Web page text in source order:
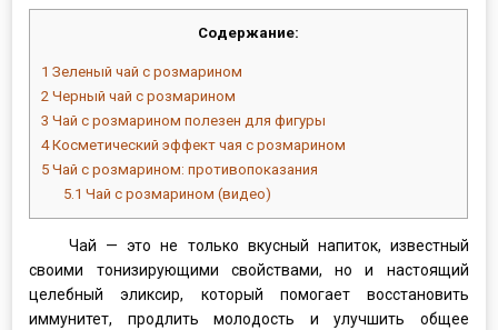
Содержание:
1 Зеленый чай с розмарином
2 Черный чай с розмарином
3 Чай с розмарином полезен для фигуры
4Косметический эффект чая с розмарином
5 Чай с розмарином: противопоказания
5.1 Чай с розмарином (видео)
Чай — это не только вкусный напиток, известный
своими тонизирующими свойствами, но и настоящий
целебный эликсир, который помогает восстановить
иммунитет, продлить молодость и улучшить общее